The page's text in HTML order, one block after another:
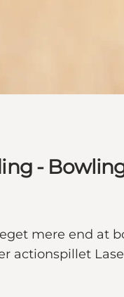
-
mere end at
actionspillet